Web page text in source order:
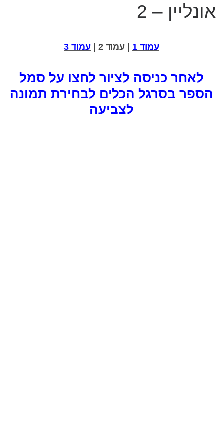
אונליין – 2
עמוד 1 | עמוד 2 | עמוד 3
לאחר כניסה לציור לחצו על סמל
הספר בסרגל הכלים לבחירת תמונה
לצביעה